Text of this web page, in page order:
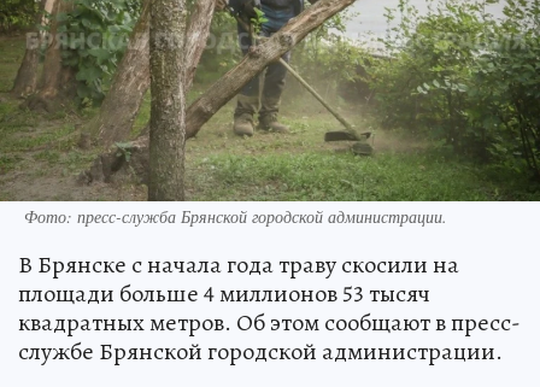
Фото: пресс-служба Брянской городской администрации.
В Брянске с начала года траву скосили на
площади больше 4 миллионов 53 тысяч
квадратных метров. Об этом сообщают в пресс-
службе Брянской городской администрации.